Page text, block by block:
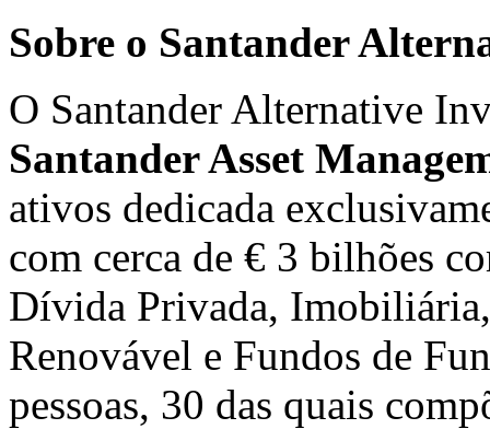
Sobre o Santander
O Santander Alternative
Santander Asset
ativos dedicada
com cerca de € 3 bilhões
Dívida Privada,
Renovável e Fundos de
pessoas, 30 das quais